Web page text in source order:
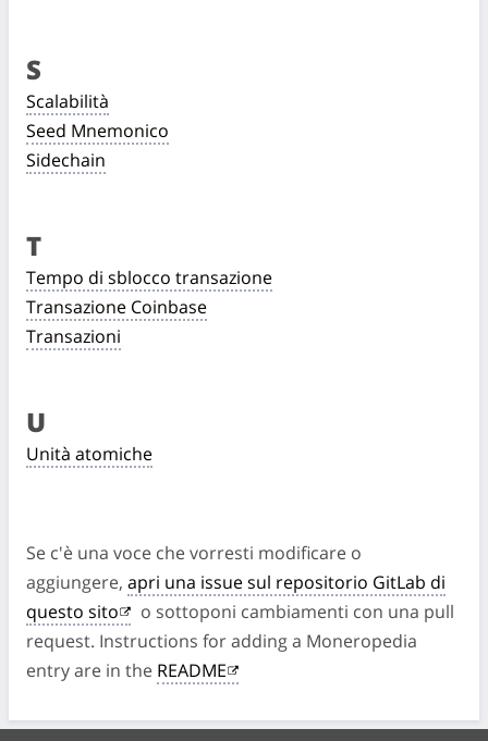
S
Scalabilità
Seed Mnemonico
Sidechain
T
Tempo di sblocco transazione
Transazione Coinbase
Transazioni
U
Unità atomiche
Se c'è una voce che vorresti modificare o
aggiungere, apri una issue sul repositorio GitLab di
questo sito
o sottoponi cambiamenti con una pull
request. Instructions for adding a Moneropedia
entry are in the README